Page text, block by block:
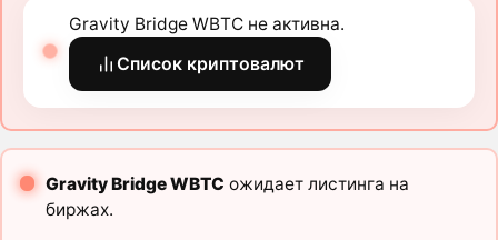
Gravity Bridge WBTC не активна.
Список криптовалют
Gravity Bridge WBTC ожидает листинга на
биржах.